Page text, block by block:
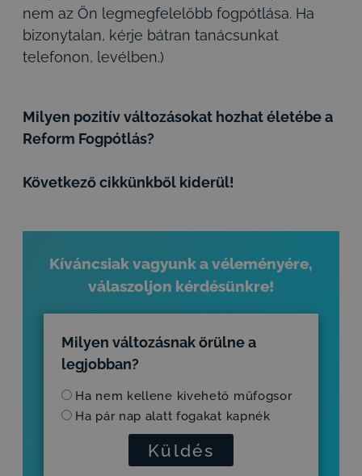
nem az Ön legmegfelelőbb fogpótlása. Ha
bizonytalan, kérje bátran tanácsunkat
telefonon, levélben.)
Milyen pozitív változásokat hozhat életébe a
Reform Fogpótlás?
Következő cikkünkből kiderül!
Kíváncsiak vagyunk a véleményére,
válaszoljon kérdésünkre!
Milyen változásnak örülne a
legjobban?
Ha nem kellene kivehető műfogsor
Ha pár nap alatt fogakat kapnék
Küldés